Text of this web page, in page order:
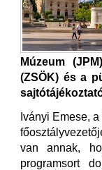
Múzeum
(ZSÖK) és a
Iványi Emese,
van annak,
programsort